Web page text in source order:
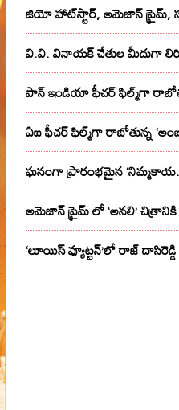
జియో హాట్‌స్టార్, అమెజాన్ ప్రైమ్,
వి.వి. వినాయక్ చేతుల మీదుగా
పాన్ ఇండియా ఫీచర్ ఫిల్మ్‌గా
ఏఐ ఫీచర్ ఫిల్మ్‌గా రాబోతున్న
ఘనంగా ప్రారంభమైన ‘నిమ్మకాయ..
అమెజాన్ ప్రైమ్ లో ‘అనలి’
‘లూయిస్ వ్యూట్టన్’లో రాజ్